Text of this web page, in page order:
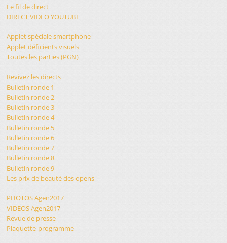
Le fil de direct
DIRECT VIDEO YOUTUBE
Applet spéciale smartphone
Applet déficients visuels
Toutes les parties (PGN)
Revivez les directs
Bulletin ronde 1
Bulletin ronde 2
Bulletin ronde 3
Bulletin ronde 4
Bulletin ronde 5
Bulletin ronde 6
Bulletin ronde 7
Bulletin ronde 8
Bulletin ronde 9
Les prix de beauté des opens
PHOTOS Agen2017
VIDEOS Agen2017
Revue de presse
Plaquette-programme